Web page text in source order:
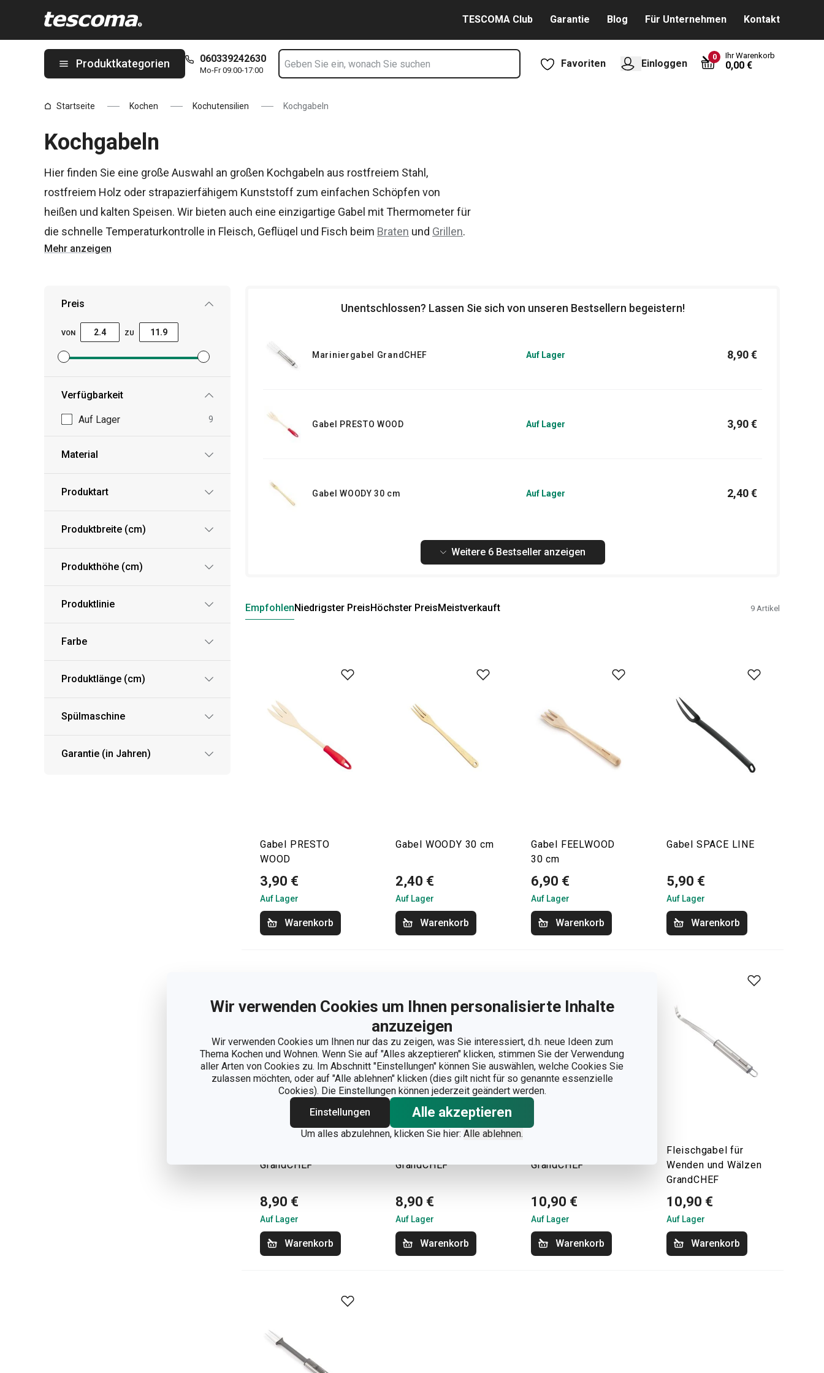
Wir verwenden Cookies um Ihnen personalisierte Inhalte
anzuzeigen
Wir verwenden Cookies um Ihnen nur das zu zeigen, was Sie interessiert, d.h. neue Ideen zum
Thema Kochen und Wohnen. Wenn Sie auf "Alles akzeptieren" klicken, stimmen Sie der Verwendung
aller Arten von Cookies zu. Im Abschnitt "Einstellungen" können Sie auswählen, welche Cookies Sie
zulassen möchten, oder auf "Alle ablehnen" klicken (dies gilt nicht für so genannte essenzielle
Cookies). Die Einstellungen können jederzeit geändert werden.
Einstellungen
Alle akzeptieren
Um alles abzulehnen, klicken Sie hier: Alle ablehnen.
TESCOMA Club Garantie Blog Für Unternehmen Kontakt
Produktkategorien 060339242630
Mo-Fr 09:00-17:00
Favoriten Einloggen
0 Ihr Warenkorb
0,00 €
Startseite Kochen Kochutensilien Kochgabeln
Kochgabeln
Hier finden Sie eine große Auswahl an großen Kochgabeln aus rostfreiem Stahl,
rostfreiem Holz oder strapazierfähigem Kunststoff zum einfachen Schöpfen von
heißen und kalten Speisen. Wir bieten auch eine einzigartige Gabel mit Thermometer für
die schnelle Temperaturkontrolle in Fleisch, Geflügel und Fisch beim Braten und Grillen.
Lassen Sie sich von unseren leckeren Rezepten inspirieren.
Mehr anzeigen
Preis
VON ZU
Mindestpreisfilter festlegen
Höchstpreisfilter festlegen
Verfügbarkeit
Auf Lager 9
Material
Produktart
Produktbreite (cm)
Produkthöhe (cm)
Produktlinie
Farbe
Produktlänge (cm)
Spülmaschine
Garantie (in Jahren)
Unentschlossen? Lassen Sie sich von unseren Bestsellern begeistern!
Mariniergabel GrandCHEF Auf Lager 8,90 €
Gabel PRESTO WOOD Auf Lager 3,90 €
Gabel WOODY 30 cm Auf Lager 2,40 €
Weitere 6 Bestseller anzeigen
EmpfohlenNiedrigster PreisHöchster PreisMeistverkauft 9 Artikel
Gabel PRESTO
WOOD
3,90 €
Auf Lager
Warenkorb
Gabel WOODY 30 cm
2,40 €
Auf Lager
Warenkorb
Gabel FEELWOOD
30 cm
6,90 €
Auf Lager
Warenkorb
Gabel SPACE LINE
5,90 €
Auf Lager
Warenkorb
GrandCHEF
8,90 €
Auf Lager
Warenkorb
GrandCHEF
8,90 €
Auf Lager
Warenkorb
GrandCHEF
10,90 €
Auf Lager
Warenkorb
Fleischgabel für
Wenden und Wälzen
GrandCHEF
10,90 €
Auf Lager
Warenkorb